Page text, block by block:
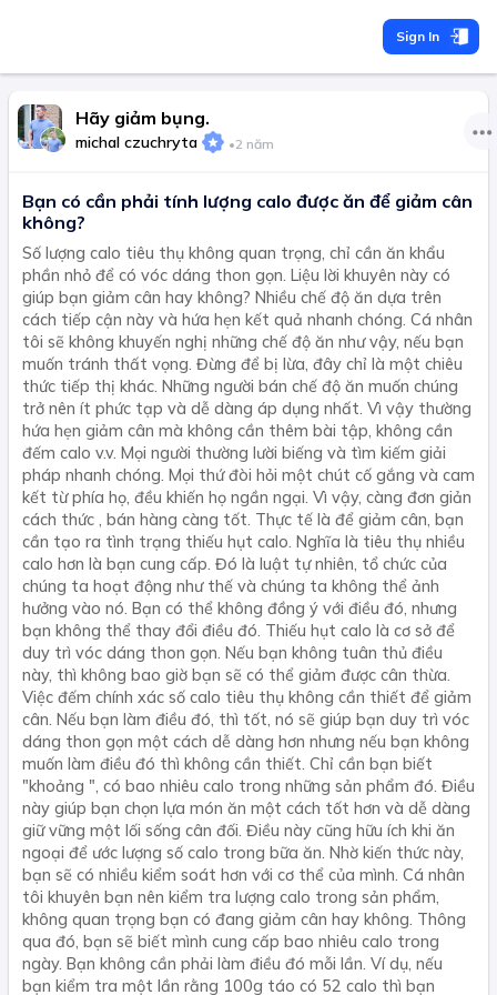
Sign In
Hãy giảm bụng.
michal czuchryta •2 năm
Bạn có cần phải tính lượng calo được ăn để giảm cân
không?
Số lượng calo tiêu thụ không quan trọng, chỉ cần ăn khẩu
phần nhỏ để có vóc dáng thon gọn. Liệu lời khuyên này có
giúp bạn giảm cân hay không? Nhiều chế độ ăn dựa trên
cách tiếp cận này và hứa hẹn kết quả nhanh chóng. Cá nhân
tôi sẽ không khuyến nghị những chế độ ăn như vậy, nếu bạn
muốn tránh thất vọng. Đừng để bị lừa, đây chỉ là một chiêu
thức tiếp thị khác. Những người bán chế độ ăn muốn chúng
trở nên ít phức tạp và dễ dàng áp dụng nhất. Vì vậy thường
hứa hẹn giảm cân mà không cần thêm bài tập, không cần
đếm calo v.v. Mọi người thường lười biếng và tìm kiếm giải
pháp nhanh chóng. Mọi thứ đòi hỏi một chút cố gắng và cam
kết từ phía họ, đều khiến họ ngần ngại. Vì vậy, càng đơn giản
cách thức , bán hàng càng tốt. Thực tế là để giảm cân, bạn
cần tạo ra tình trạng thiếu hụt calo. Nghĩa là tiêu thụ nhiều
calo hơn là bạn cung cấp. Đó là luật tự nhiên, tổ chức của
chúng ta hoạt động như thế và chúng ta không thể ảnh
hưởng vào nó. Bạn có thể không đồng ý với điều đó, nhưng
bạn không thể thay đổi điều đó. Thiếu hụt calo là cơ sở để
duy trì vóc dáng thon gọn. Nếu bạn không tuân thủ điều
này, thì không bao giờ bạn sẽ có thể giảm được cân thừa.
Việc đếm chính xác số calo tiêu thụ không cần thiết để giảm
cân. Nếu bạn làm điều đó, thì tốt, nó sẽ giúp bạn duy trì vóc
dáng thon gọn một cách dễ dàng hơn nhưng nếu bạn không
muốn làm điều đó thì không cần thiết. Chỉ cần bạn biết
"khoảng ", có bao nhiêu calo trong những sản phẩm đó. Điều
này giúp bạn chọn lựa món ăn một cách tốt hơn và dễ dàng
giữ vững một lối sống cân đối. Điều này cũng hữu ích khi ăn
ngoại để ước lượng số calo trong bữa ăn. Nhờ kiến ​​thức này,
bạn sẽ có nhiều kiểm soát hơn với cơ thể của mình. Cá nhân
tôi khuyên bạn nên kiểm tra lượng calo trong sản phẩm,
không quan trọng bạn có đang giảm cân hay không. Thông
qua đó, bạn sẽ biết mình cung cấp bao nhiêu calo trong
ngày. Bạn không cần phải làm điều đó mỗi lần. Ví dụ, nếu
bạn kiểm tra một lần rằng 100g táo có 52 calo thì bạn